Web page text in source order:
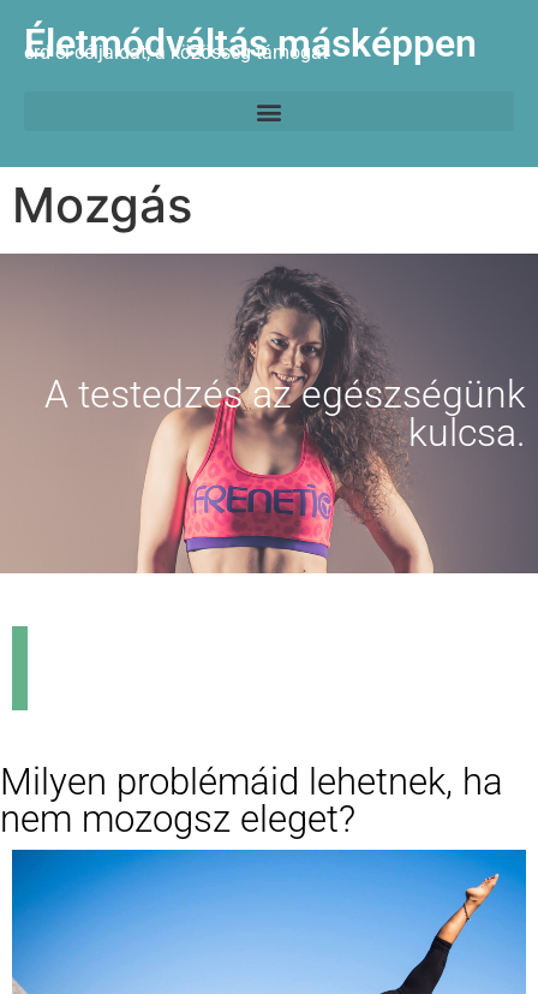
Életmódváltás másképpen
érd el céljaidat, a közösség támogat
Mozgás
A testedzés az egészségünk
kulcsa.
Milyen problémáid lehetnek, ha
nem mozogsz eleget?